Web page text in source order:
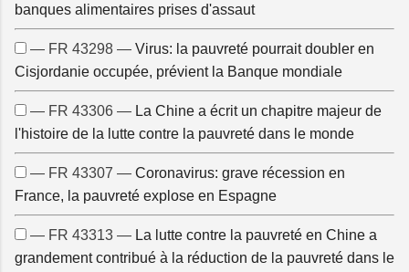
banques alimentaires prises d'assaut
— FR 43298 — Virus: la pauvreté pourrait doubler en
Cisjordanie occupée, prévient la Banque mondiale
— FR 43306 — La Chine a écrit un chapitre majeur de
l'histoire de la lutte contre la pauvreté dans le monde
— FR 43307 — Coronavirus: grave récession en
France, la pauvreté explose en Espagne
— FR 43313 — La lutte contre la pauvreté en Chine a
grandement contribué à la réduction de la pauvreté dans le